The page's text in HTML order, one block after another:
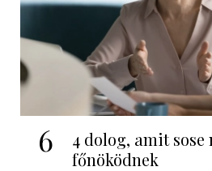
6
4 dolog, amit sose
főnöködnek